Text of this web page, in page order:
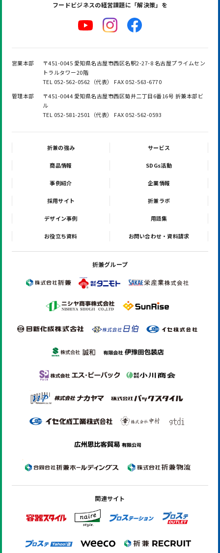
フードビジネスの経営課題に「解決策」を
営業本部
〒451-0045 愛知県名古屋市西区名駅2-27-8 名古屋プライムセン
トラルタワー20階
TEL 052-562-0562（代表） FAX 052-563-6770
管理本部
〒451-0044 愛知県名古屋市西区菊井二丁目6番16号 折兼本部ビ
ル
TEL 052-581-2501（代表） FAX 052-562-0593
折兼の強み サービス
商品情報 SDGs活動
事例紹介 企業情報
採用サイト 折兼ラボ
デザイン事例 用語集
お役立ち資料 お問い合わせ・資料請求
折兼グループ
関連サイト